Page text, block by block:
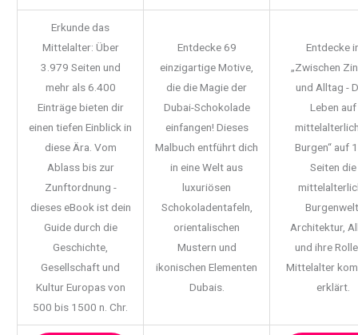
Erkunde das
Mittelalter: Über
3.979 Seiten und
mehr als 6.400
Einträge bieten dir
einen tiefen Einblick in
diese Ära. Vom
Ablass bis zur
Zunftordnung -
dieses eBook ist dein
Guide durch die
Geschichte,
Gesellschaft und
Kultur Europas von
500 bis 1500 n. Chr.
Entdecke 69
einzigartige Motive,
die die Magie der
Dubai-Schokolade
einfangen! Dieses
Malbuch entführt dich
in eine Welt aus
luxuriösen
Schokoladentafeln,
orientalischen
Mustern und
ikonischen Elementen
Dubais.
Entdecke
„Zwischen
und Alltag -
Leben auf
Burgen“ auf
Seiten die
Architektur,
und ihre
Mittelalter
erklärt.